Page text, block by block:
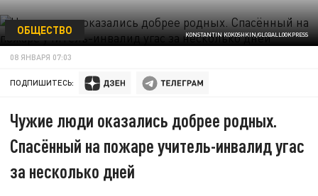
KONSTANTIN KOKOSHKIN/GLOBALLOOKPRESS
ОБЩЕСТВО
08 ЯНВАРЯ 07:03
ПОДПИШИТЕСЬ:
Чужие люди оказались добрее родных.
Спасённый на пожаре учитель-инвалид угас
за несколько дней